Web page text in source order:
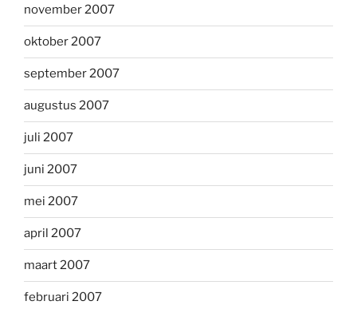
november 2007
oktober 2007
september 2007
augustus 2007
juli 2007
juni 2007
mei 2007
april 2007
maart 2007
februari 2007